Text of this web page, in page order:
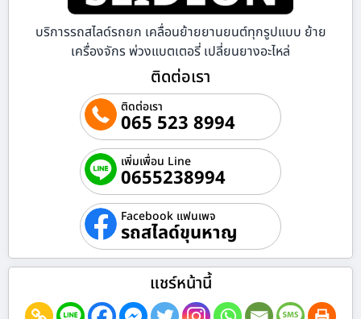
บริการรถสไลด์รถยก เคลื่อนย้ายยานยนต์ทุกรูปแบบ ย้าย
เครื่องจักร พ่วงแบตเตอรี่ เปลี่ยนยางอะไหล่
ติดต่อเรา
ติดต่อเรา
065 523 8994
เพิ่มเพื่อน Line
0655238994
Facebook แฟนเพจ
รถสไลด์ขุนหาญ
แชร์หน้านี้